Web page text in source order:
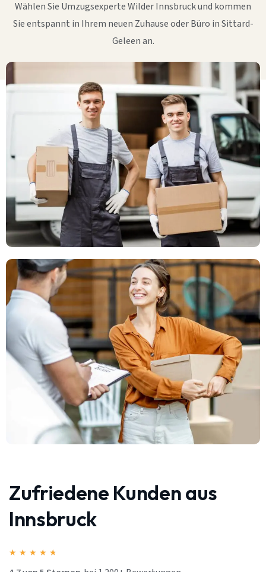
Wählen Sie Umzugsexperte Wilder Innsbruck und kommen
Sie entspannt in Ihrem neuen Zuhause oder Büro in Sittard-
Geleen an.
Zufriedene Kunden aus
Innsbruck
★ ★ ★ ★ ★